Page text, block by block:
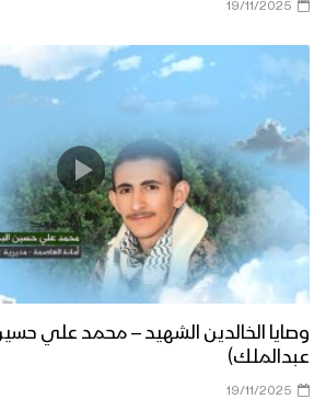
19/11/2025
وصايا الخالدين الشهيد – محمد علي
عبدالملك)
19/11/2025